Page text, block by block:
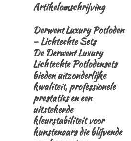
Artikelomschrijving
Derwent Luxury Potloden
– Lichtechte Sets
De Derwent Luxury
Lichtechte Potlodensets
bieden uitzonderlijke
kwaliteit, professionele
prestaties en een
uitstekende
kleurstabiliteit voor
kunstenaars die blijvende